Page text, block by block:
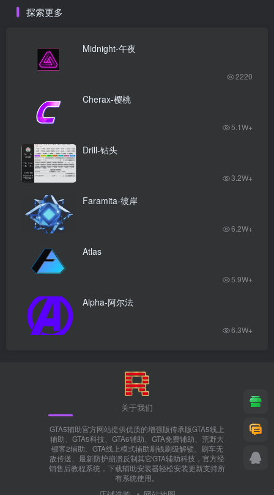
探索更多
Midnight-午夜
2220
Cherax-樱桃
5.1W+
Drill-钻头
3.2W+
Faramita-彼岸
6.2W+
Atlas
5.9W+
Alpha-阿尔法
6.3W+
关于我们
GTA5辅助官方网站提供优质的增强版传承版GTA5线上
辅助、GTA5科技、GTA6辅助、GTA免费辅助、荒野大
镖客2辅助、GTA线上模式辅助刷钱刷级解锁、刷车无
敌传送、最新防护崩溃反制其它GTA辅助科技，官方经
销售后教程系统，下载辅助安装器轻松安装更新支持所
有系统使用。